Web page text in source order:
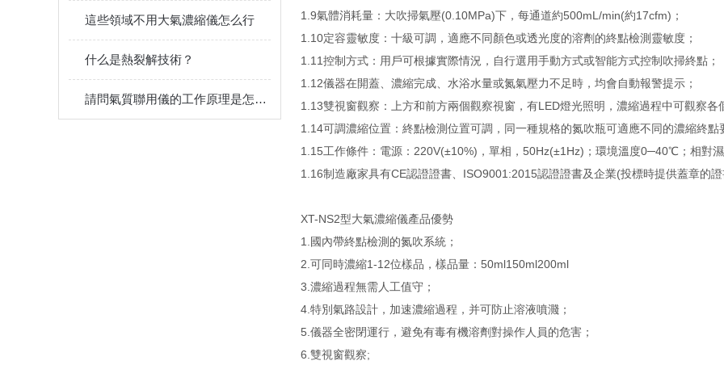
這些領域不用大氣濃縮儀怎么行
什么是熱裂解技術？
請問氣質聯用儀的工作原理是怎么樣呀?有什么用途?
1.9氣體消耗量：大吹掃氣壓(0.10MPa)下，每通道約500mL/min(約17cfm)；
1.10定容靈敏度：十級可調，適應不同顏色或透光度的溶劑的終點檢測靈敏度；
1.11控制方式：用戶可根據實際情況，自行選用手動方式或智能方式控制吹掃終點；
1.12儀器在開蓋、濃縮完成、水浴水量或氮氣壓力不足時，均會自動報警提示；
1.13雙視窗觀察：上方和前方兩個觀察視窗，有LED燈光照明，濃縮過程中可觀察各
1.14可調濃縮位置：終點檢測位置可調，同一種規格的氮吹瓶可適應不同的濃縮終點
1.15工作條件：電源：220V(±10%)，單相，50Hz(±1Hz)；環境溫度0─40℃；相對濕
1.16制造廠家具有CE認證證書、ISO9001:2015認證證書及企業(投標時提供蓋章的證
XT-NS2型大氣濃縮儀產品優勢
1.國內帶終點檢測的氮吹系統；
2.可同時濃縮1-12位樣品，樣品量：50ml150ml200ml
3.濃縮過程無需人工值守；
4.特別氣路設計，加速濃縮過程，并可防止溶液噴濺；
5.儀器全密閉運行，避免有毒有機溶劑對操作人員的危害；
6.雙視窗觀察;